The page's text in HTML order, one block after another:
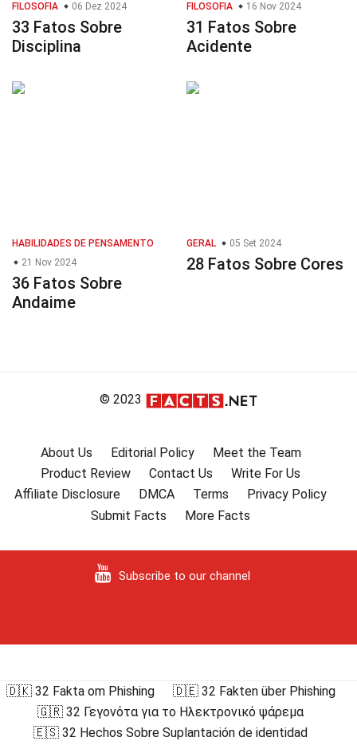
FILOSOFIA 06 Dez 2024
33 Fatos Sobre
Disciplina
FILOSOFIA 16 Nov 2024
31 Fatos Sobre
Acidente
HABILIDADES DE PENSAMENTO
21 Nov 2024
36 Fatos Sobre
Andaime
GERAL 05 Set 2024
28 Fatos Sobre Cores
© 2023
About Us Editorial Policy
Meet the Team
Product Review
Contact Us
Write For Us
Affiliate Disclosure
DMCA Terms
Privacy Policy
Submit Facts
More Facts
Subscribe to our channel
🇩🇰 32 Fakta om Phishing
🇩🇪 32 Fakten über Phishing
🇬🇷 32 Γεγονότα για το Ηλεκτρονικό ψάρεμα
🇪🇸 32 Hechos Sobre Suplantación de identidad